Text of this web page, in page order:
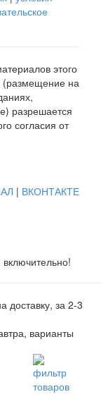
этого
(размещение на
разрешается
согласия от
| ВКОНТАКТЕ
доставку, за 2-3
варианты